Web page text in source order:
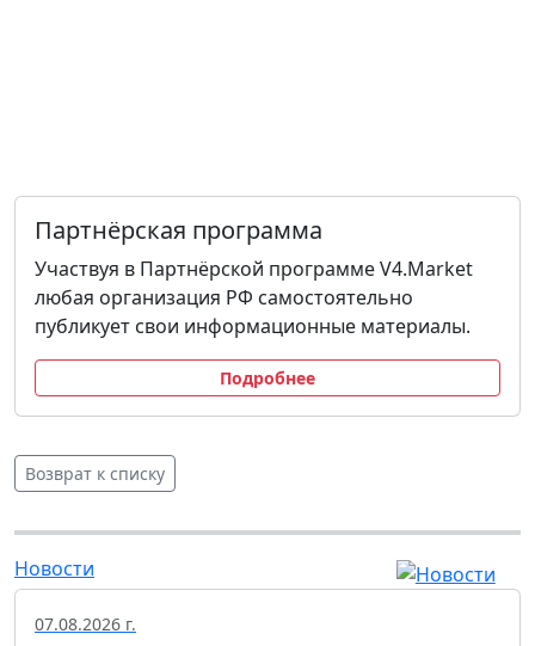
Партнёрская программа
Участвуя в Партнёрской программе V4.Market
любая организация РФ самостоятельно
публикует свои информационные материалы.
Подробнее
Возврат к списку
Новости
07.08.2026 г.